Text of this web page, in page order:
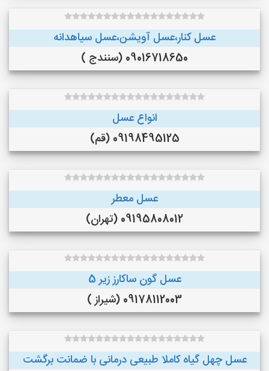
عسل کنار،عسل آویشن،عسل سیاهدانه
09016718650 (سنندج )
انواع عسل
09198495125 (قم)
عسل معطر
09195808012 (تهران)
عسل گون ساکارز زیر 5
09178112003 (شیراز )
عسل چهل گیاه کاملا طبیعی درمانی با ضمانت برگشت